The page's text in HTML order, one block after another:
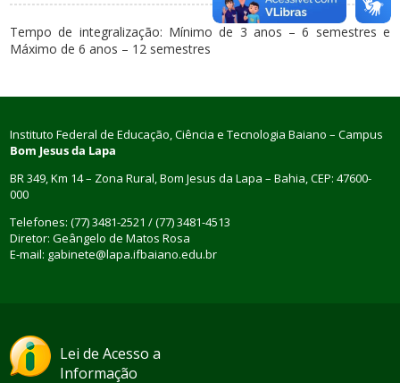
Tempo de integralização: Mínimo de 3 anos – 6 semestres e
Máximo de 6 anos – 12 semestres
Instituto Federal de Educação, Ciência e Tecnologia Baiano – Campus
Bom Jesus da Lapa
BR 349, Km 14 – Zona Rural, Bom Jesus da Lapa – Bahia, CEP: 47600-
000
Telefones: (77) 3481-2521 / (77) 3481-4513
Diretor: Geângelo de Matos Rosa
E-mail: gabinete@lapa.ifbaiano.edu.br
Lei de Acesso a
Informação